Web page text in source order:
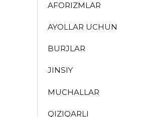
AFORIZMLAR
AYOLLAR UCHUN
BURJLAR
JINSIY
MUCHALLAR
QIZIQARLI